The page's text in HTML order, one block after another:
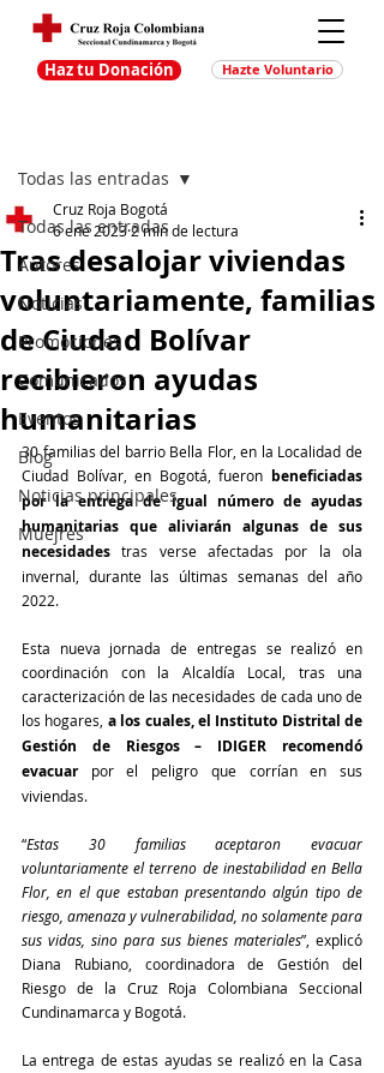
Haz tu Donación Hazte Voluntario
Todas las entradas
Autores
Noticias
Promociones
Comunicados
Eventos
Blog
Noticias principales
Muejres
Todas las entradas
Tras desalojar viviendas
voluntariamente, familias
de Ciudad Bolívar
recibieron ayudas
humanitarias
Cruz Roja Bogotá
6 ene 20232 min de lectura
30 familias del barrio Bella Flor, en la Localidad de
Ciudad Bolívar, en Bogotá, fueron beneficiadas
por la entrega de igual número de ayudas
humanitarias que aliviarán algunas de sus
necesidades tras verse afectadas por la ola
invernal, durante las últimas semanas del año
2022.
Esta nueva jornada de entregas se realizó en
coordinación con la Alcaldía Local, tras una
caracterización de las necesidades de cada uno de
los hogares, a los cuales, el Instituto Distrital de
Gestión de Riesgos – IDIGER recomendó
evacuar
por el peligro que corrían en sus
viviendas.
“Estas 30 familias aceptaron evacuar
voluntariamente el terreno de inestabilidad en Bella
Flor, en el que estaban presentando algún tipo de
riesgo, amenaza y vulnerabilidad, no solamente para
sus vidas, sino para sus bienes materiales”, explicó
Diana Rubiano, coordinadora de Gestión del
Riesgo de la Cruz Roja Colombiana Seccional
Cundinamarca y Bogotá.
La entrega de estas ayudas se realizó en la Casa